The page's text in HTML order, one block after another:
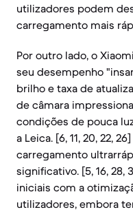
utilizadores podem
carregamento mais
Por outro lado, o
seu desempenho
brilho e taxa de
de câmara
condições de pouca
a Leica. [6, 11, 20, 22,
carregamento
significativo. [5, 16,
iniciais com a
utilizadores, embora